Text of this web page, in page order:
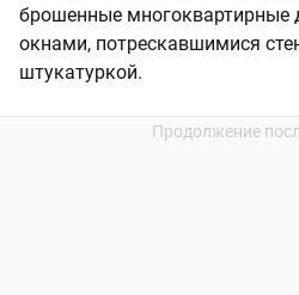
брошенные многоквартирные
окнами, потрескавшимися
штукатуркой.